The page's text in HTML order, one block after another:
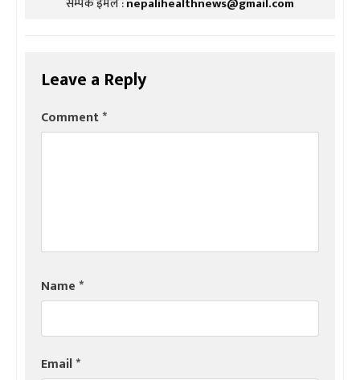
Leave a Reply
Comment*
Name*
Email*